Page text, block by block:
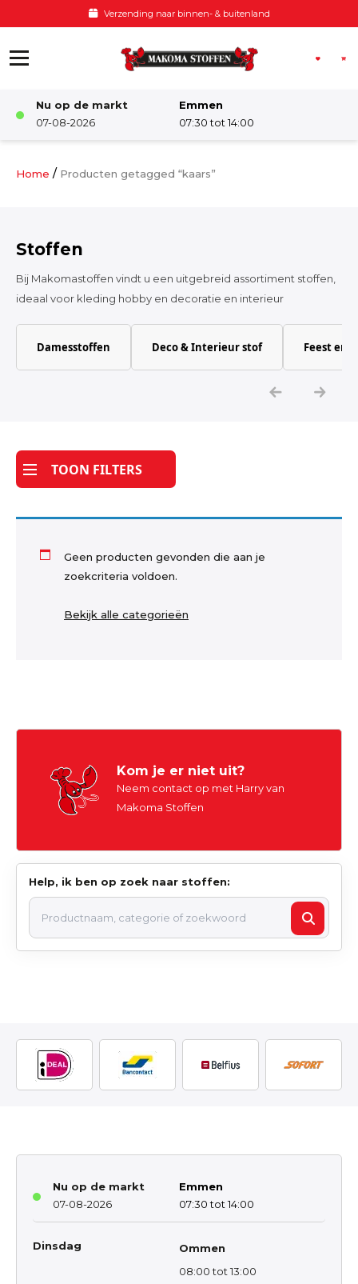
Verzending naar binnen- & buitenland
Nu op de markt
07-08-2026
Emmen
07:30 tot 14:00
Damesstoffen
Katoen
Tijdpakker stof
Home / Producten getagged “kaars”
Stoffen
Bij Makomastoffen vindt u een uitgebreid assortiment stoffen,
ideaal voor kleding hobby en decoratie en interieur
Damesstoffen Deco & Interieur stof Feest en
TOON FILTERS
Geen producten gevonden die aan je
zoekcriteria voldoen.
Bekijk alle categorieën
Kom je er niet uit?
Neem contact op met Harry van
Makoma Stoffen
Help, ik ben op zoek naar stoffen:
Nu op de markt
07-08-2026
Emmen
07:30 tot 14:00
Dinsdag
Ommen
08:00 tot 13:00